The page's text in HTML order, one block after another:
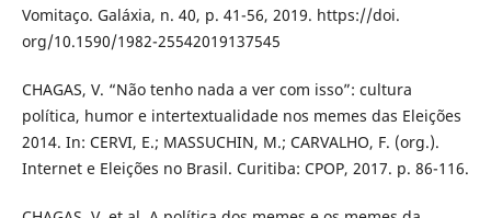
Vomitaço. Galáxia, n. 40, p. 41-56, 2019. https://doi.
org/10.1590/1982-25542019137545
CHAGAS, V. “Não tenho nada a ver com isso”: cultura
política, humor e intertextualidade nos memes das Eleições
2014. In: CERVI, E.; MASSUCHIN, M.; CARVALHO, F. (org.).
Internet e Eleições no Brasil. Curitiba: CPOP, 2017. p. 86-116.